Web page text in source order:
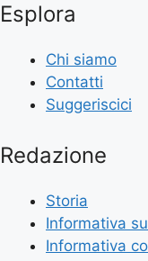
Esplora
Chi siamo
Contatti
Suggeriscici
Redazione
Storia
Informativa
Informativa